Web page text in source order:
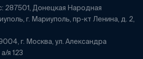
287501, Донецкая Народная
г. Мариуполь, пр-кт Ленина, д. 2,
г. Москва, ул. Александра
я 123